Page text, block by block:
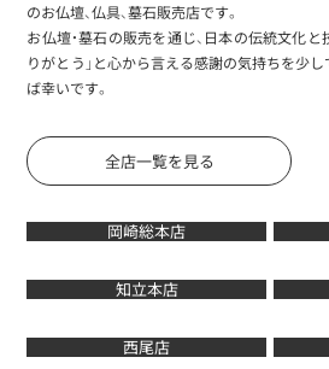
のお仏壇、仏具、墓石販売店です。
お仏壇・墓石の販売を通じ、日本の伝統文化と
りがとう」と心から言える感謝の気持ちを少
ば幸いです。
全店一覧を見る
岡崎総本店
知立本店
西尾店